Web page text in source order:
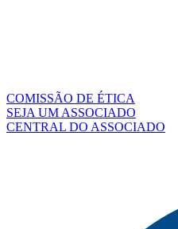
COMISSÃO DE ÉTICA
SEJA UM ASSOCIADO
CENTRAL DO ASSOCIADO